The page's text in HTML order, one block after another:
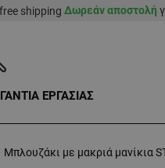
Δωρεάν αποστολή
ΓΑΝΤΙΑ ΕΡΓΑΣΙΑΣ
Μπλουζάκι με μακριά μανίκια